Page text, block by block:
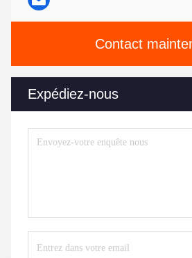
Contact
Expédiez-nous